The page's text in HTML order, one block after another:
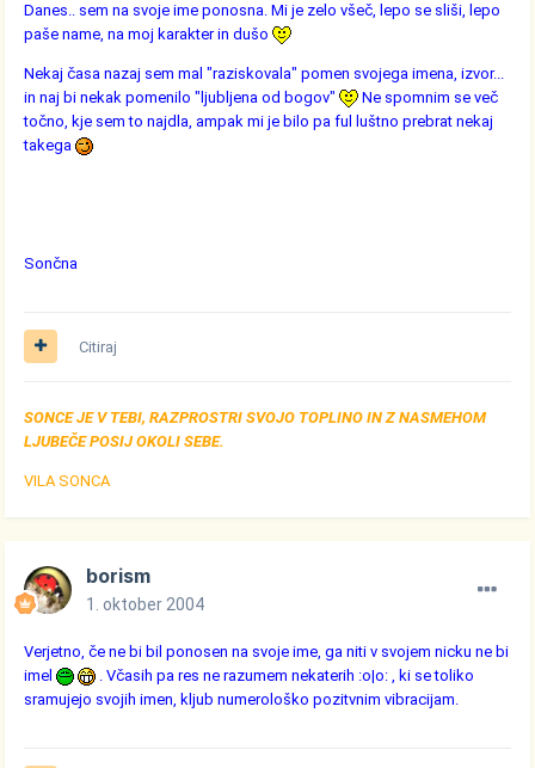
Danes.. sem na svoje ime ponosna. Mi je zelo všeč, lepo se sliši, lepo
paše name, na moj karakter in dušo
Nekaj časa nazaj sem mal "raziskovala" pomen svojega imena, izvor...
in naj bi nekak pomenilo "ljubljena od bogov"
Ne spomnim se več
točno, kje sem to najdla, ampak mi je bilo pa ful luštno prebrat nekaj
takega
Sončna
Citiraj
SONCE JE V TEBI, RAZPROSTRI SVOJO TOPLINO IN Z NASMEHOM
LJUBEČE POSIJ OKOLI SEBE.
VILA SONCA
borism
1. oktober 2004
Verjetno, če ne bi bil ponosen na svoje ime, ga niti v svojem nicku ne bi
imel
. Včasih pa res ne razumem nekaterih :o|o: , ki se toliko
sramujejo svojih imen, kljub numerološko pozitvnim vibracijam.